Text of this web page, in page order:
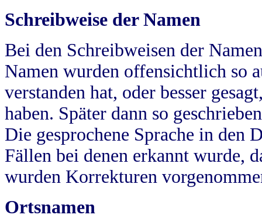
Schreibweise der Namen
Bei den Schreibweisen der
Namen wurden offensichtlich so
verstanden hat, oder besser
haben. Später dann so
Die gesprochene Sprache in
Fällen bei denen erkannt wurde,
wurden Korrekturen
Ortsnamen